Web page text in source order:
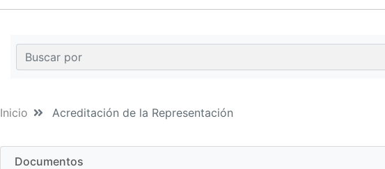
Inicio Acreditación de la Representación
Documentos